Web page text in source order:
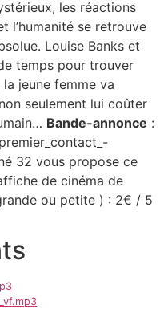
les réactions
l’humanité se retrouve
Louise Banks et
temps pour trouver
jeune femme va
seulement lui coûter
Bande-annonce :
32 vous propose ce
de cinéma de
ou petite ) : 2€ / 5